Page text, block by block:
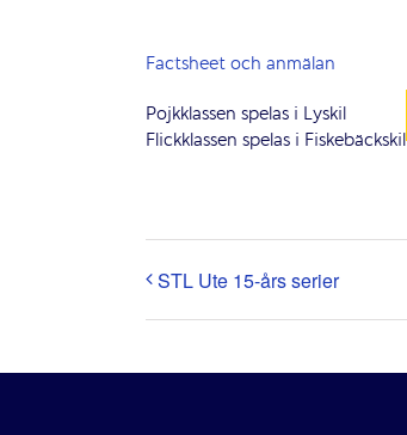
Factsheet och anmälan
Pojkklassen spelas i Lyskil
Flickklassen spelas i Fiskebäckskil
STL Ute 15-års serier